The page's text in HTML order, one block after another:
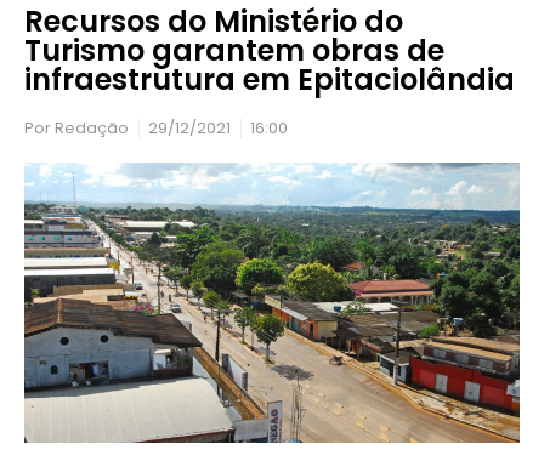
Recursos do Ministério do
Turismo garantem obras de
infraestrutura em Epitaciolândia
Por Redação 29/12/2021 16:00